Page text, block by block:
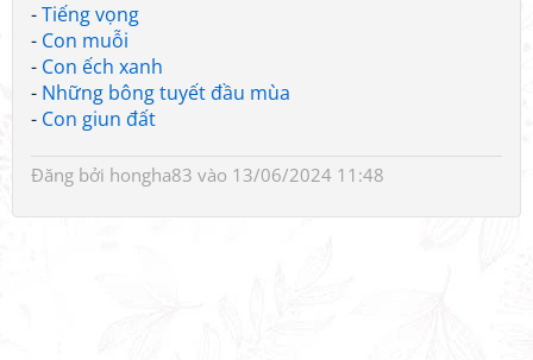
-Tiếng vọng
- Con muỗi
- Con ếch xanh
- Những bông tuyết đầu mùa
- Con giun đất
Đăng bởi hongha83 vào 13/06/2024 11:48